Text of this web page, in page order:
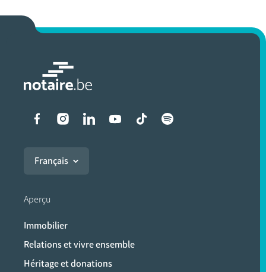
Liens vers les réseaux
Français
Aperçu
Immobilier
Relations et vivre ensemble
Héritage et donations